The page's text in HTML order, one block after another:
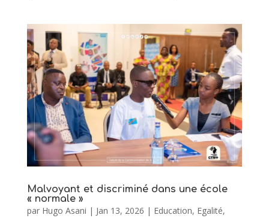
Malvoyant et discriminé dans une école
« normale »
par Hugo Asani | Jan 13, 2026 | Education, Egalité,